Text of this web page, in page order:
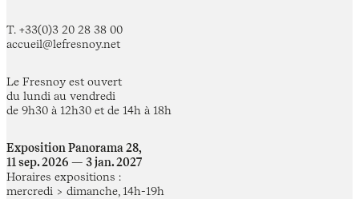
T. +33(0)3 20 28 38 00
accueil@lefresnoy.net
Le Fresnoy est ouvert
du lundi au vendredi
de 9h30 à 12h30 et de 14h à 18h
Exposition Panorama 28,
11 sep. 2026 — 3 jan. 2027
Horaires expositions :
mercredi > dimanche, 14h-19h